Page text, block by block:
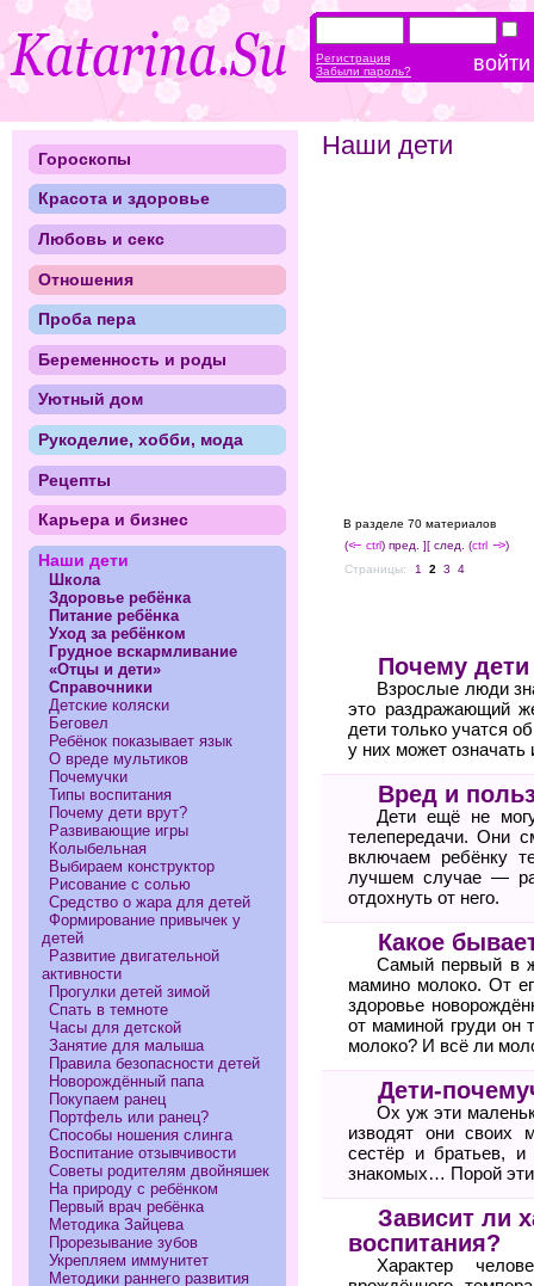
Наши дети
В разделе 70 материалов
(<-- ctrl) пред. ][ след. (ctrl --> )
Страницы:
1 2 3 4
Почему
Взрослые люди
это раздражающий
дети только учатся
у них может означать
Вред и
Дети ещё не
телепередачи. Они
включаем ребёнку
лучшем случае —
отдохнуть от него.
Какое
Самый первый в
мамино молоко. От
здоровье
от маминой груди он
молоко? И всё ли
Дети-
Ох уж эти
изводят они своих
сестёр и братьев, и
знакомых… Порой эти
Зависит ли
воспитания?
Характер
Гороскопы
Красота и здоровье
Любовь и секс
Отношения
Проба пера
Беременность и роды
Уютный дом
Рукоделие, хобби, мода
Рецепты
Карьера и бизнес
Наши дети
Школа
Здоровье ребёнка
Питание ребёнка
Уход за ребёнком
Грудное вскармливание
«Отцы и дети»
Справочники
Детские коляски
Беговел
Ребёнок показывает язык
О вреде мультиков
Почемучки
Типы воспитания
Почему дети врут?
Развивающие игры
Колыбельная
Выбираем конструктор
Рисование с солью
Средство о жара для детей
Формирование привычек у
детей
Развитие двигательной
активности
Прогулки детей зимой
Спать в темноте
Часы для детской
Занятие для малыша
Правила безопасности детей
Новорождённый папа
Покупаем ранец
Портфель или ранец?
Способы ношения слинга
Воспитание отзывчивости
Советы родителям двойняшек
На природу с ребёнком
Первый врач ребёнка
Методика Зайцева
Прорезывание зубов
Укрепляем иммунитет
Методики раннего развития
Регистрация
Забыли пароль?